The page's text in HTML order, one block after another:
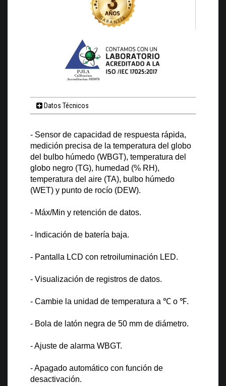
Datos Técnicos
- Sensor de capacidad de respuesta rápida,
medición precisa de la temperatura del globo
del bulbo húmedo (WBGT), temperatura del
globo negro (TG), humedad (% RH),
temperatura del aire (TA), bulbo húmedo
(WET) y punto de rocío (DEW).
- Máx/Min y retención de datos.
- Indicación de batería baja.
- Pantalla LCD con retroiluminación LED.
- Visualización de registros de datos.
- Cambie la unidad de temperatura a ℃ o ℉.
- Bola de latón negra de 50 mm de diámetro.
- Ajuste de alarma WBGT.
- Apagado automático con función de
desactivación.